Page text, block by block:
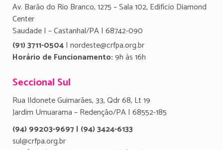
Av. Barão do Rio Branco, 1275 – Sala 102, Edifício Diamond
Center
Saudade I – Castanhal/PA | 68742-090
(91) 3711-0504| nordeste@crfpa.org.br
Horário de Funcionamento:9h às 16h
Seccional Sul
Rua Ildonete Guimarães, 33, Qdr 68, Lt 19
Jardim Umuarama – Redenção/PA | 68552-185
(94) 99203-9697 | (94) 3424-6133
sul@crfpa.org.br